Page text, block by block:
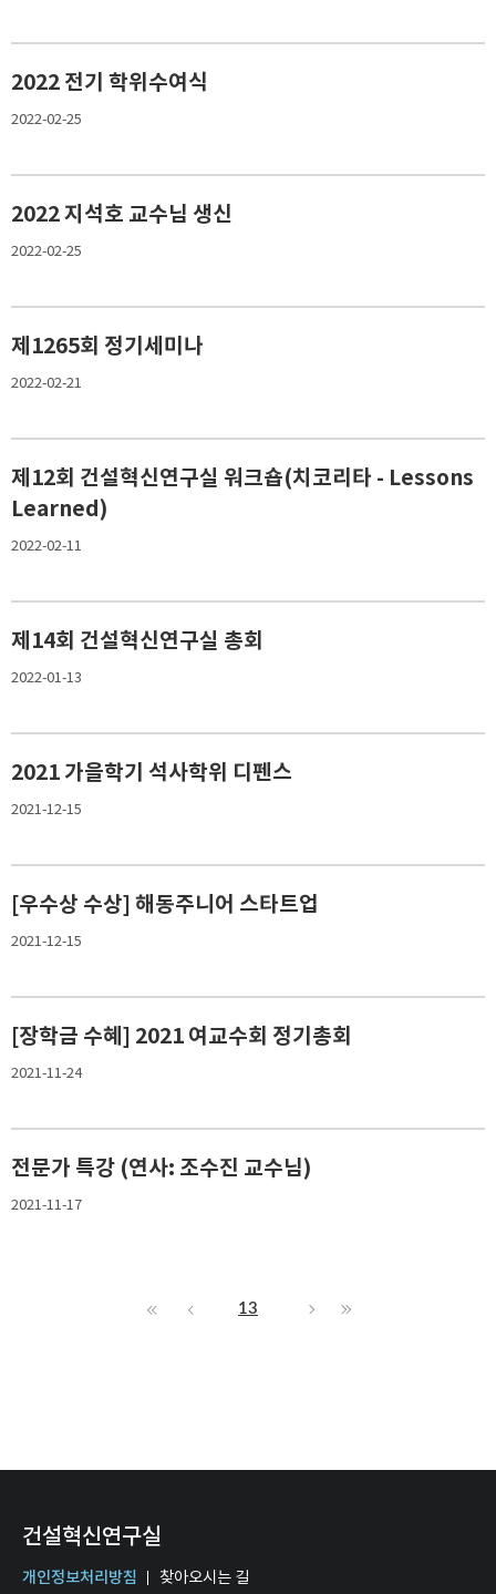
2022 전기 학위수여식
2022-02-25
2022 지석호 교수님 생신
2022-02-25
제1265회 정기세미나
2022-02-21
제12회 건설혁신연구실 워크숍(치코리타 - Lessons
Learned)
2022-02-11
제14회 건설혁신연구실 총회
2022-01-13
2021 가을학기 석사학위 디펜스
2021-12-15
[우수상 수상] 해동주니어 스타트업
2021-12-15
[장학금 수혜] 2021 여교수회 정기총회
2021-11-24
전문가 특강 (연사: 조수진 교수님)
2021-11-17
13
건설혁신연구실
개인정보처리방침 찾아오시는 길